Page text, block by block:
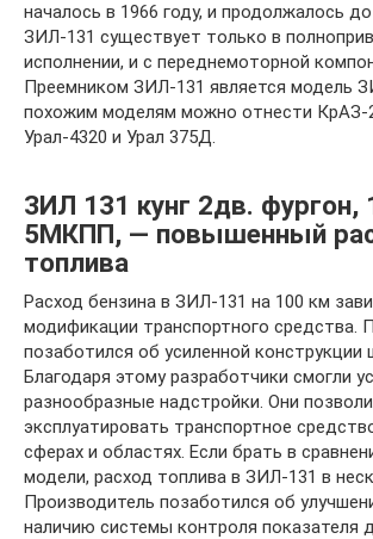
началось в 1966 году, и продолжалось
ЗИЛ-131 существует только в
исполнении, и с переднемоторной
Преемником ЗИЛ-131 является модель
похожим моделям можно отнести КрАЗ-
Урал-4320 и Урал 375Д.
ЗИЛ 131 кунг 2дв. фургон,
5МКПП, — повышенный
топлива
Расход бензина в ЗИЛ-131 на 100 км
модификации транспортного средства.
позаботился об усиленной конструкции
Благодаря этому разработчики смогли
разнообразные надстройки. Они
эксплуатировать транспортное
сферах и областях. Если брать в
модели, расход топлива в ЗИЛ-131 в
Производитель позаботился об
наличию системы контроля показателя